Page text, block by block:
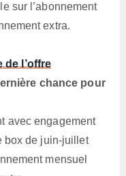
sur l’abonnement
extra.
de l’offre
chance pour
avec engagement
box de juin-juillet
mensuel